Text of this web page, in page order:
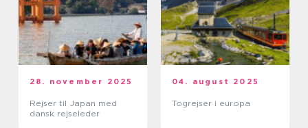
28. november 2025
Rejser til Japan med
dansk rejseleder
04. august 2025
Togrejser i europa